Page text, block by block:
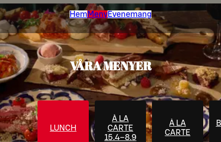
Hem MenyEvenemang
VÅRA MENYER
LUNCH
À LA
CARTE
15.4–8.9
À LA
CARTE